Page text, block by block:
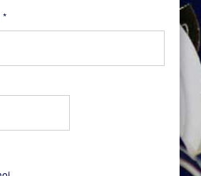
*Obligatoire